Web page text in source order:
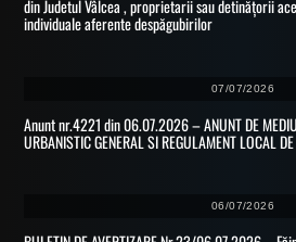
din Judetul Vâlcea , proprietarii sau detinățorii
individuale aferente despăgubirilor
07/07/2026
Anunt nr.4221 din 06.07.2026 – ANUNT DE
URBANISTIC GENERAL SI REGULAMENT LOCAL
06/07/2026